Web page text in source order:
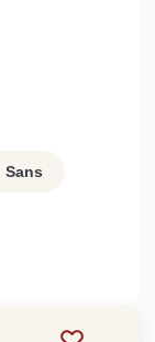
Sans